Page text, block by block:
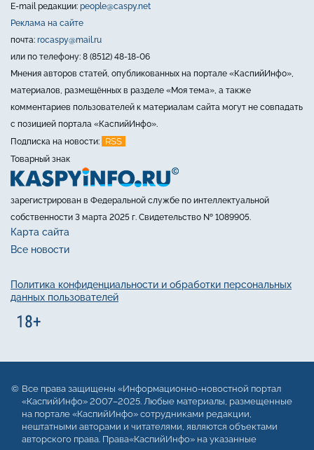
E-mail редакции: people@caspy.net
Реклама на сайте
почта: rocaspy@mail.ru
или по телефону: 8 (8512) 48-18-06
Мнения авторов статей, опубликованных на портале «КаспийИнфо»,
материалов, размещённых в разделе «Моя тема», а также
комментариев пользователей к материалам сайта могут не совпадать
с позицией портала «КаспийИнфо».
Подписка на новости:
RSS
Товарный знак
зарегистрирован в Федеральной службе по интеллектуальной
собственности 3 марта 2025 г. Свидетельство № 1089905.
Карта сайта
Все новости
Политика конфиденциальности и обработки персональных
данных пользователей
Все права защищены «Информационно-новостной портал
«КаспийИнфо» 2007–2025. Любые материалы, размещенные
на портале «КаспийИнфо» сотрудниками редакции,
нештатными авторами и читателями, являются объектами
авторского права. Права«КаспийИнфо» на указанные